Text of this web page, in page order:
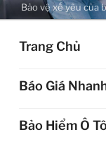
Bảo vệ xế yêu của
Trang Chủ
Báo Giá
Bảo Hiểm Ô